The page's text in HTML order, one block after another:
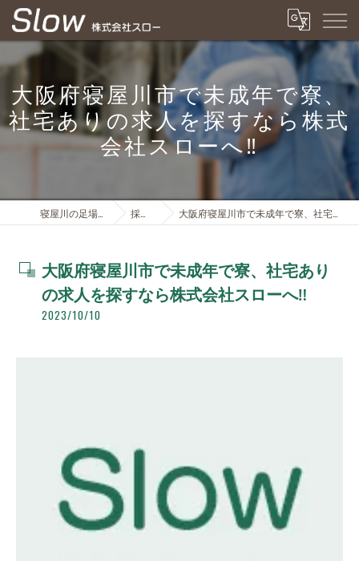
大阪府寝屋川市で未成年で寮、
社宅ありの求人を探すなら株式
会社スローへ‼️
採用ブログ 大阪府寝屋川市で未成年で寮、社宅ありの求人を探すなら株式会社スローへ‼️
大阪府寝屋川市で未成年で寮、社宅あり
の求人を探すなら株式会社スローへ‼️
2023/10/10